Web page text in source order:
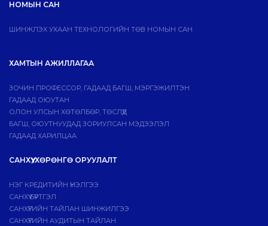
НОМЫН САН
ШИНЖЛЭХ УХААН ТЕХНОЛОГИЙН ТӨВ НОМЫН САН
ХАМТЫН АЖИЛЛАГАА
ЗОЧИН ПРОФЕССОР, ГАДААД БАГШ, МЭРГЭЖИЛТЭН
ГАДААД ОЮУТАН
ОЛОН УЛСЫН ХӨТӨЛБӨР, ТӨСЛҮҮД
БАГШ, ОЮУТНУУДАД ЗОРИУЛСАН МЭДЭЭЛЭЛ
ГАДААД ХАРИЛЦАА
САНХҮҮ, ХӨРӨНГӨ ОРУУЛАЛТ
НЭГ КРЕДИТИЙН ҮНЭЛГЭЭ
САНХҮҮ БҮРТГЭЛ
САНХҮҮГИЙН ТАЙЛАН ШИНЖИЛГЭЭ
САНХҮҮГИЙН АУДИТЫН ТАЙЛАН